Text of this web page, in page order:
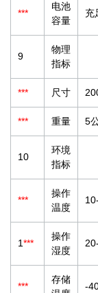
***
电池
容量
充
9
物理
指标
*** 尺寸
*** 重量 5
10
环境
指标
***
操作
温度
1***
操作
湿度
***
存储
-